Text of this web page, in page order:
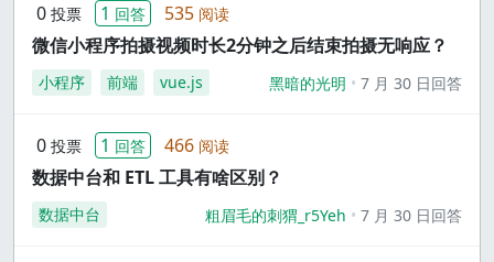
0 投票 1 回答 535 阅读
微信小程序拍摄视频时长2分钟之后结束拍摄无响应？
小程序 前端 vue.js 黑暗的光明 7 月 30 日回答
0 投票 1 回答 466 阅读
数据中台和 ETL 工具有啥区别？
数据中台 粗眉毛的刺猬_r5Yeh 7 月 30 日回答